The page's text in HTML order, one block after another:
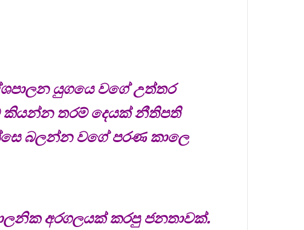
යුගයෙ වගේ උත්තර
කියන්න තරම් දෙයක් නීතිපති
බලන්න වගේ පරණ කාලෙ
අරගලයක් කරපු ජනතාවක්.